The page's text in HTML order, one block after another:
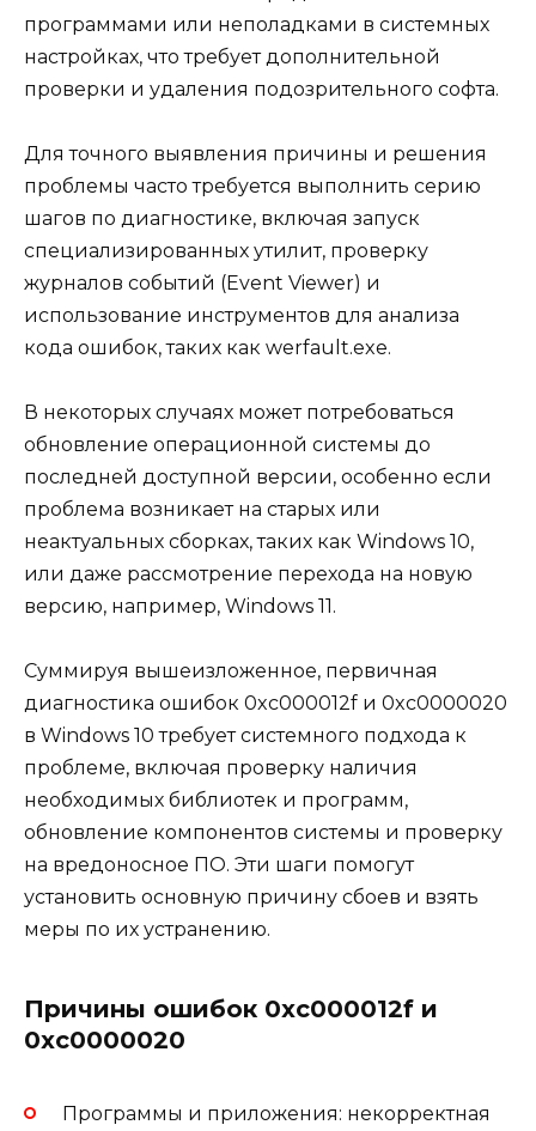
программами или неполадками в системных
настройках, что требует дополнительной
проверки и удаления подозрительного софта.
Для точного выявления причины и решения
проблемы часто требуется выполнить серию
шагов по диагностике, включая запуск
специализированных утилит, проверку
журналов событий (Event Viewer) и
использование инструментов для анализа
кода ошибок, таких как werfault.exe.
В некоторых случаях может потребоваться
обновление операционной системы до
последней доступной версии, особенно если
проблема возникает на старых или
неактуальных сборках, таких как Windows 10,
или даже рассмотрение перехода на новую
версию, например, Windows 11.
Суммируя вышеизложенное, первичная
диагностика ошибок 0xc000012f и 0xc0000020
в Windows 10 требует системного подхода к
проблеме, включая проверку наличия
необходимых библиотек и программ,
обновление компонентов системы и проверку
на вредоносное ПО. Эти шаги помогут
установить основную причину сбоев и взять
меры по их устранению.
Причины ошибок 0xc000012f и
0xc0000020
Программы и приложения: некорректная